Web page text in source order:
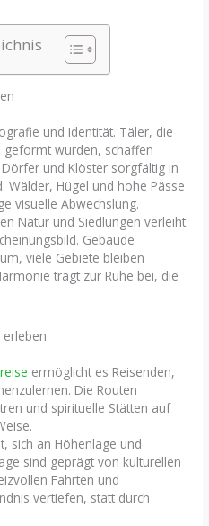
und Identität. Täler, die
geformt wurden, schaffen
und Klöster sorgfältig in
Wälder, Hügel und hohe Pässe
visuelle Abwechslung.
Natur und Siedlungen verleiht
Gebäude
viele Gebiete bleiben
trägt zur Ruhe bei, die
erleben
ermöglicht es Reisenden,
Die Routen
und spirituelle Stätten auf
sich an Höhenlage und
sind geprägt von kulturellen
Fahrten und
vertiefen, statt durch